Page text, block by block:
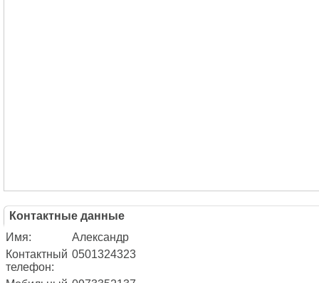
Контактные данные
Имя:
Александр
Контактный
телефон:
0501324323